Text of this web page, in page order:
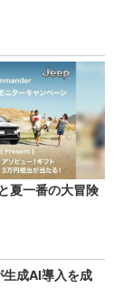
夏一番の大冒険
成AI導入を成